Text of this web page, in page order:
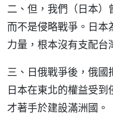
二、但，我們（日本）
而不是侵略戰爭。日本
力量，根本沒有支配台
三、日俄戰爭後，俄
日本在東北的權益受
才著手於建設滿洲國。